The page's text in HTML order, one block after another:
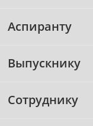
Аспиранту
Выпускнику
Сотруднику